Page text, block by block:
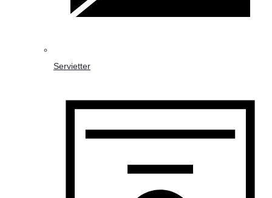
Servietter